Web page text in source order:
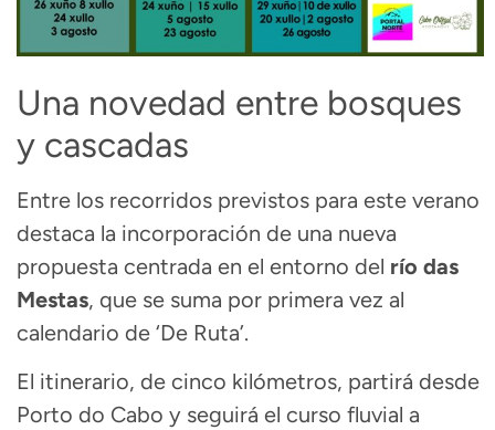
Una novedad entre bosques
y cascadas
Entre los recorridos previstos para este verano
destaca la incorporación de una nueva
propuesta centrada en el entorno del río das
Mestas, que se suma por primera vez al
calendario de ‘De Ruta’.
El itinerario, de cinco kilómetros, partirá desde
Porto do Cabo y seguirá el curso fluvial a